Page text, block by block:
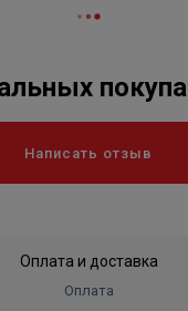
Написать отзыв
Оплата и доставка
Оплата